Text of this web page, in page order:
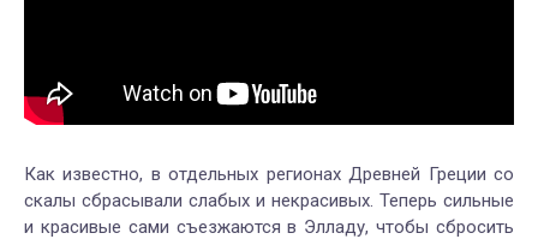
Как известно, в отдельных регионах Древней Греции со
скалы сбрасывали слабых и некрасивых. Теперь сильные
и красивые сами съезжаются в Элладу, чтобы сбросить